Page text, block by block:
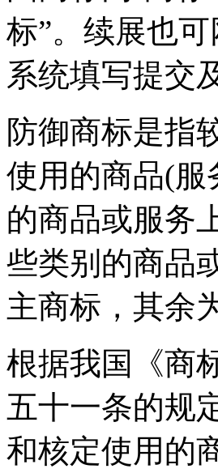
标”。续展也
系统填写提交
防御商标是指
使用的商品(服
的商品或服务
些类别的商品
主商标，其余
根据我国《商
五十一条的规
和核定使用的